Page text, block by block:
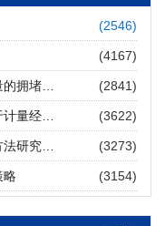
诗雨
j.cnki.2095-
域低碳转型的推动作
j.cnki.2095-
(2546)
(4167)
(2841)
(3622)
(3273)
略 (3154)